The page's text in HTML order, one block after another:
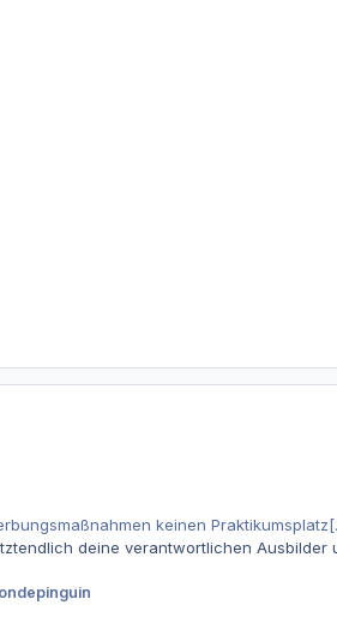
keinen
deine verantwortlichen